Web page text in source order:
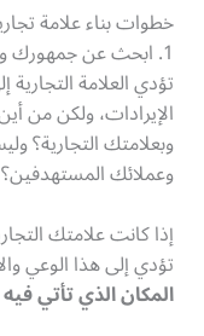
خطوات بناء علامة
1. ابحث عن جمهورك واعرض قيمتك التنافسية
تؤدي العلامة
الإيرادات، ولكن من
وبعلامتك التجارية؟
وعملائك المستهدفين؟
إذا كانت علامتك
تؤدي إلى هذا الوعي
المكان الذي تأتي فيه